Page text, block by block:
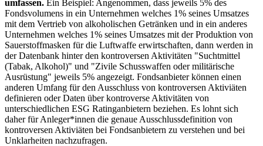
umfassen. Ein Beispiel: Angenommen, dass jeweils 5% des
Fondsvolumens in ein Unternehmen welches 1% seines Umsatzes
mit dem Vertrieb von alkoholischen Getränken und in ein anderes
Unternehmen welches 1% seines Umsatzes mit der Produktion von
Sauerstoffmasken für die Luftwaffe erwirtschaften, dann werden in
der Datenbank hinter den kontroversen Aktivitäten "Suchtmittel
(Tabak, Alkohol)" und "Zivile Schusswaffen oder militärische
Ausrüstung" jeweils 5% angezeigt. Fondsanbieter können einen
anderen Umfang für den Ausschluss von kontroversen Aktiviäten
definieren oder Daten über kontroverse Aktivitäten von
unterschiedlichen ESG Ratinganbietern beziehen. Es lohnt sich
daher für Anleger*innen die genaue Ausschlussdefinition von
kontroversen Aktiviäten bei Fondsanbietern zu verstehen und bei
Unklarheiten nachzufragen.